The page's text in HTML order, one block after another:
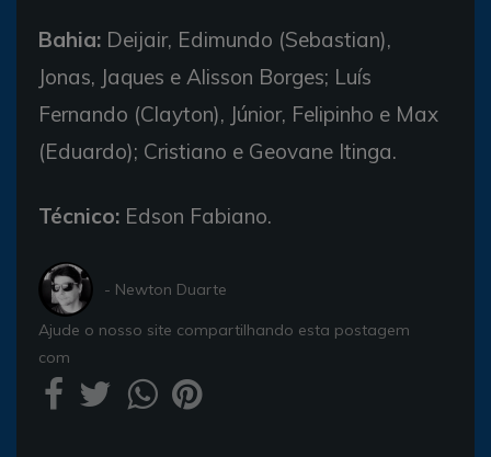
Bahia: Deijair, Edimundo (Sebastian),
Jonas, Jaques e Alisson Borges; Luís
Fernando (Clayton), Júnior, Felipinho e Max
(Eduardo); Cristiano e Geovane Itinga.
Técnico: Edson Fabiano.
- Newton Duarte
Ajude o nosso site compartilhando esta postagem
com